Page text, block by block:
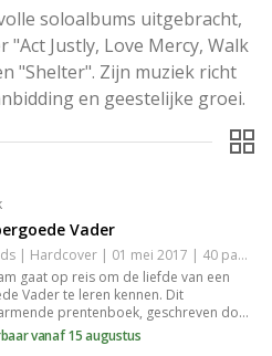
soloalbums uitgebracht,
"Act Justly, Love Mercy, Walk
"Shelter". Zijn muziek richt
en geestelijke groei.
Vader
Nederlands | Hardcover | 01 mei 2017 | 40 pagina's | 9789082546125
gaat op reis om de liefde van een
Vader te leren kennen. Dit
prentenboek, geschreven door
en Pat Barret, vertelt het verhaal van
geweldige liefde van de Koning
vanaf 15 augustus